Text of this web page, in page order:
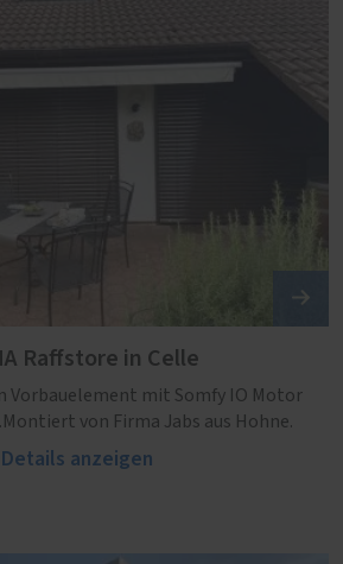
Raffstore in Celle
Vorbauelement mit Somfy IO Motor
von Firma Jabs aus Hohne.
Details anzeigen